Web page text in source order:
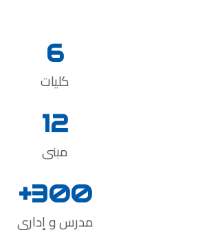
كليات
6
مبنى
12
مدرس و إداري
300
+